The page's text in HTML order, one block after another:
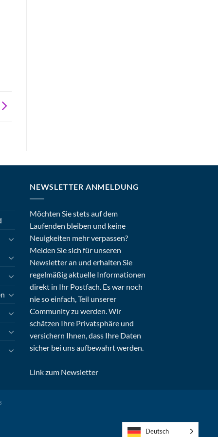
NEWSLETTER ANMELDUNG
Möchten Sie stets auf dem
Laufenden bleiben und keine
Neuigkeiten mehr verpassen?
Melden Sie sich für unseren
Newsletter an und erhalten Sie
regelmäßig aktuelle Informationen
direkt in Ihr Postfach. Es war noch
nie so einfach, Teil unserer
Community zu werden. Wir
schätzen Ihre Privatsphäre und
versichern Ihnen, dass Ihre Daten
sicher bei uns aufbewahrt werden.
Link zum Newsletter
Deutsch